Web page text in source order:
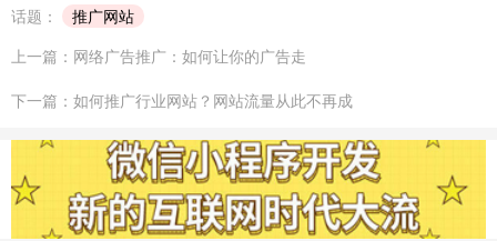
话题：
推广网站
上一篇：网络广告推广：如何让你的广告走
下一篇：如何推广行业网站？网站流量从此不再成